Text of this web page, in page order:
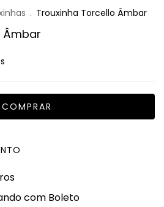
. Trouxinha Torcello Âmbar
Âmbar
com Boleto